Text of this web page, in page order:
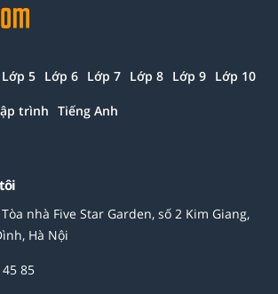
Lớp 5 Lớp 6 Lớp 7 Lớp 8 Lớp 9 Lớp 10
trình Tiếng Anh
nhà Five Star Garden, số 2 Kim Giang,
Hà Nội
85